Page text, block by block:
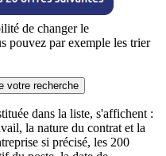
de changer le
pouvez par exemple les trier
votre recherche
dans la liste, s'affichent :
la nature du contrat et la
si précisé, les 200